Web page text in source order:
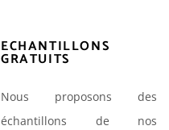
ECHANTILLONS
GRATUITS
Nous proposons des
échantillons de nos